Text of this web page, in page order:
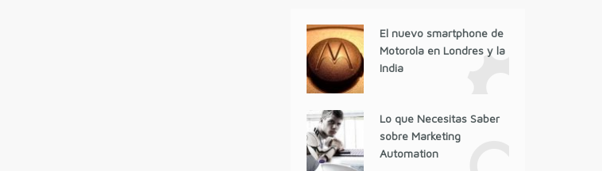
El nuevo smartphone de
Motorola en Londres y la
India
Lo que Necesitas Saber
sobre Marketing
Automation